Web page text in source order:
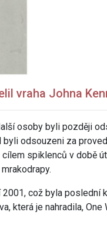
vraha Johna
osoby byli později
odsouzeni za
spiklenců v době
2001, což byla poslední
která je nahradila, One